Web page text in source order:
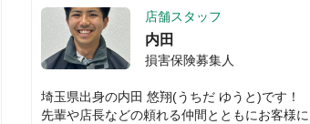
店舗スタッフ
内田
損害保険募集人
埼玉県出身の内田 悠翔(うちだ ゆうと)です！
先輩や店長などの頼れる仲間とともにお客様に